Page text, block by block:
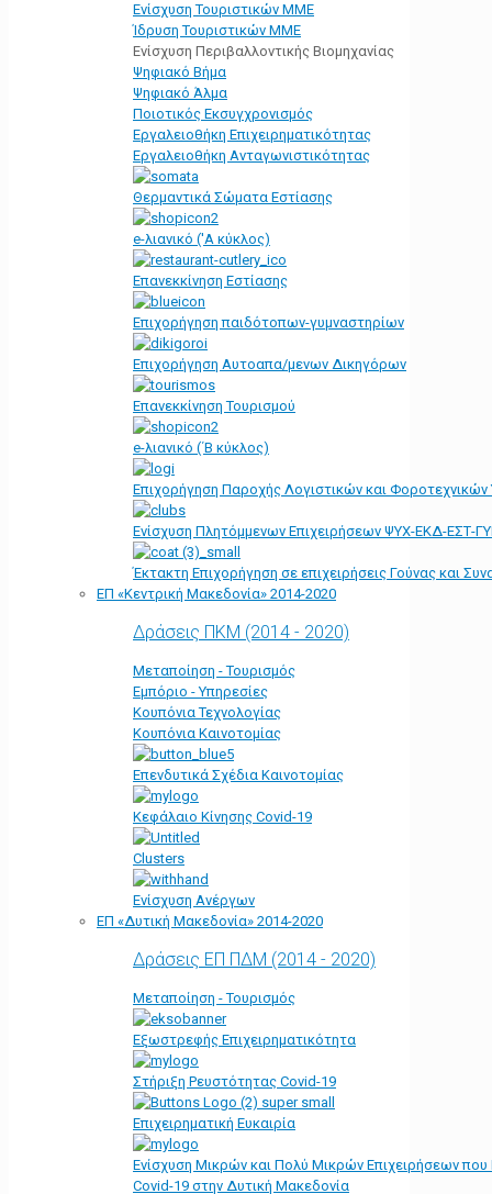
Ενίσχυση Τουριστικών ΜΜΕ
Ίδρυση Τουριστικών ΜΜΕ
Ενίσχυση Περιβαλλοντικής Βιομηχανίας
Ψηφιακό Βήμα
Ψηφιακό Άλμα
Ποιοτικός Εκσυγχρονισμός
Εργαλειοθήκη Eπιχειρηματικότητας
Εργαλειοθήκη Ανταγωνιστικότητας
Θερμαντικά Σώματα Εστίασης
e-λιανικό ('Α κύκλος)
Επανεκκίνηση Εστίασης
Επιχορήγηση παιδότοπων-γυμναστηρίων
Επιχορήγηση Αυτοαπα/μενων Δικηγόρων
Επανεκκίνηση Τουρισμού
e-λιανικό (΄Β κύκλος)
Επιχορήγηση Παροχής Λογιστικών και
Ενίσχυση Πλητόμμενων Επιχειρήσεων ΨΥΧ-ΕΚΔ-ΕΣΤ-
Έκτακτη Επιχορήγηση σε επιχειρήσεις Γούνας και
ΕΠ «Kεντρική Μακεδονία» 2014-2020
Δράσεις ΠΚΜ (2014 - 2020)
Μεταποίηση - Τουρισμός
Εμπόριο - Υπηρεσίες
Κουπόνια Τεχνολογίας
Κουπόνια Καινοτομίας
Επενδυτικά Σχέδια Καινοτομίας
Κεφάλαιο Κίνησης Covid-19
Clusters
Ενίσχυση Ανέργων
ΕΠ «Δυτική Μακεδονία» 2014-2020
Δράσεις ΕΠ ΠΔΜ (2014 - 2020)
Μεταποίηση - Τουρισμός
Εξωστρεφής Επιχειρηματικότητα
Στήριξη Ρευστότητας Covid-19
Επιχειρηματική Ευκαιρία
Ενίσχυση Μικρών και Πολύ Μικρών Επιχειρήσεων
Covid-19 στην Δυτική Μακεδονία